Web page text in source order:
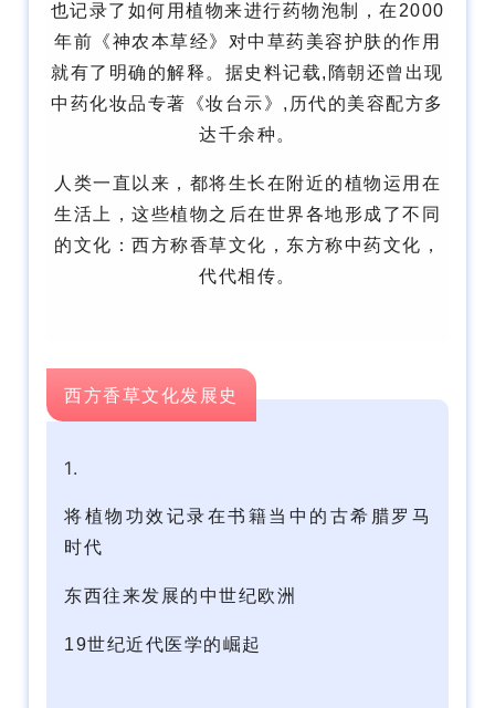
也记录了如何用植物来进行药物泡制，在2000
年前《神农本草经》对中草药美容护肤的作用
就有了明确的解释。据史料记载,隋朝还曾出现
中药化妆品专著《妆台示》,历代的美容配方多
达千余种。
人类一直以来，都将生长在附近的植物运用在
生活上，这些植物之后在世界各地形成了不同
的文化：西方称香草文化，东方称中药文化，
代代相传。
西方香草文化发展史
1.
将植物功效记录在书籍当中的古希腊罗马
时代
东西往来发展的中世纪欧洲
19世纪近代医学的崛起